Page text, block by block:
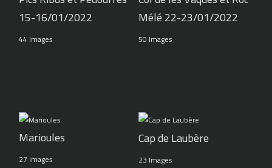
15-16/01/2022
44 Images
Mélé 22-23/01/2022
50 Images
Marioules
27 Images
Cap de Laubère
23 Images